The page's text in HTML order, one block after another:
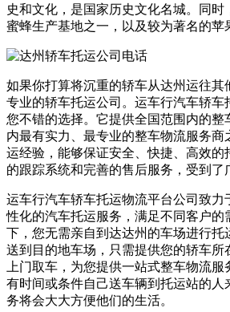
史和文化，是国家历史文化名城。同时
蜜蜂生产基地之一，以及较为著名的苹
如果你打算将沉重的轿车从达州运往其
专业的轿车托运公司。运车行汽车轿车
您不错的选择。它提供全国范围内的整
内最有实力、最专业的整车物流服务商
运经验，能够保证安全、快捷、高效的
的跟踪系统和完善的售后服务，受到了
运车行汽车轿车托运物流平台公司致力
性化的汽车托运服务，满足不同客户的
下，您无需亲自到达达州的车场进行托
送到目的地车场，只需提供您的轿车所
上门取车，为您提供一站式整车物流
有时间或条件自己送车辆到托运站的人
务将会大大方便他们的生活。